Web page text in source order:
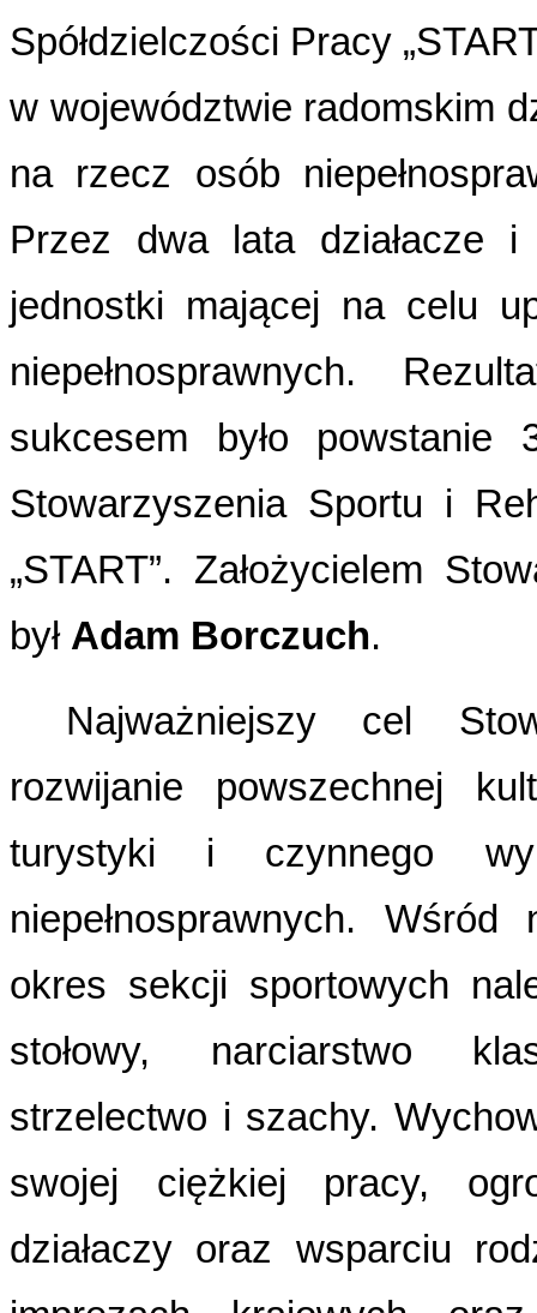
Spółdzielczości Pracy
w województwie radomskim
na rzecz osób
Przez dwa lata działacze
jednostki mającej na celu
niepełnosprawnych.
sukcesem było
Stowarzyszenia Sportu i
„START”. Założycielem
był Adam Borczuch.
Najważniejszy cel
rozwijanie powszechnej
turystyki i czynnego
niepełnosprawnych.
okres sekcji sportowych
stołowy, narciarstwo
strzelectwo i szachy.
swojej ciężkiej pracy,
działaczy oraz wsparciu